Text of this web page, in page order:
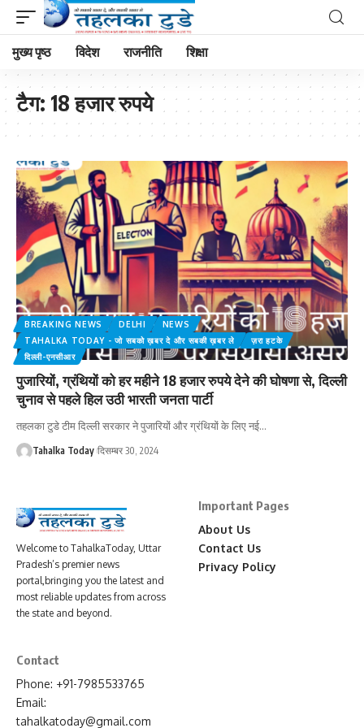
मुख्य पृष्ठ विदेश राजनीति शिक्षा
टैग: 18 हजार रुपये
BREAKING NEWS DELHI
NEWS
TAHALKA TODAY - जो सबको ख़बर दे और सबकी ख़बर ले
ज़रा हटके
दिल्ली-एनसीआर
पुजारियों, ग्रंथियों को हर महीने 18 हजार रुपये देने की घोषणा से, दिल्ली
चुनाव से पहले हिल उठी भारती जनता पार्टी
तहलका टुडे टीम दिल्ली सरकार ने पुजारियों और ग्रंथियों के लिए नई…
Tahalka Today दिसम्बर 30, 2024
Welcome to TahalkaToday, Uttar
Pradesh’s premier news
portal,bringing you the latest and
most reliable updates from across
the state and beyond.
Important Pages
About Us
Contact Us
Privacy Policy
Contact
Phone: +91-7985533765
Email:
tahalkatoday@gmail.com